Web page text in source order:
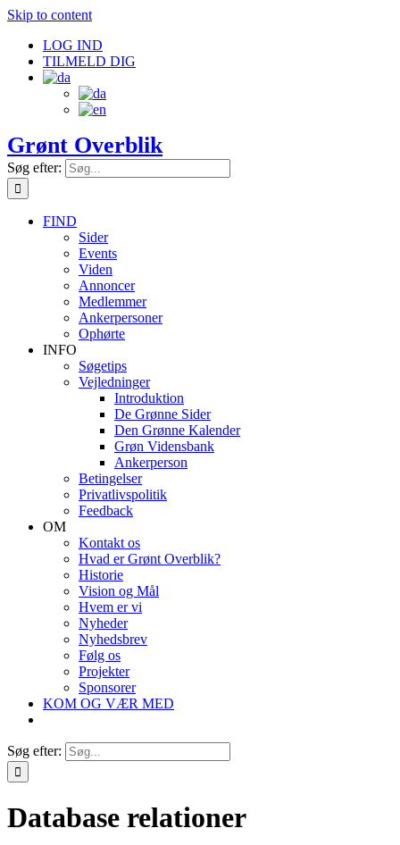
Skip to content
LOG IND
TILMELD DIG
Grønt Overblik
Søg efter:
FIND
Sider
Events
Viden
Annoncer
Medlemmer
Ankerpersoner
Ophørte
INFO
Søgetips
Vejledninger
Introduktion
De Grønne Sider
Den Grønne Kalender
Grøn Vidensbank
Ankerperson
Betingelser
Privatlivspolitik
Feedback
OM
Kontakt os
Hvad er Grønt Overblik?
Historie
Vision og Mål
Hvem er vi
Nyheder
Nyhedsbrev
Følg os
Projekter
Sponsorer
KOM OG VÆR MED
Søg efter:
Database relationer